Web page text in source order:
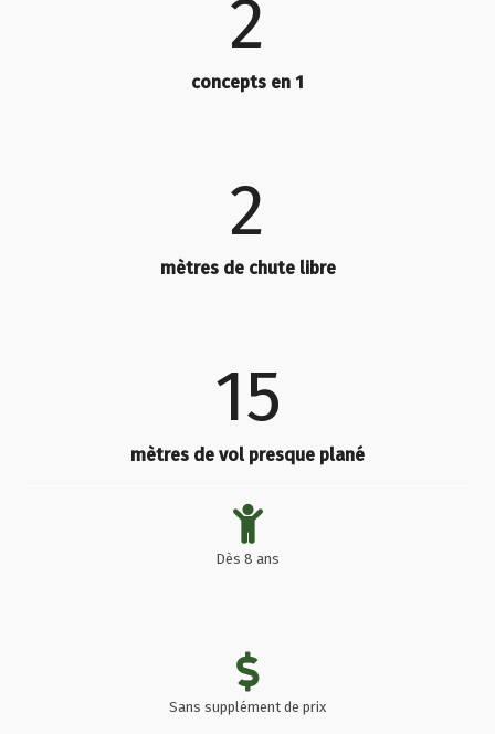
2
concepts en 1
2
mètres de chute libre
15
mètres de vol presque plané
Dès 8 ans
Sans supplément de prix